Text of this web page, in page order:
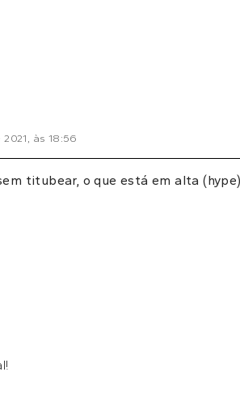
, às 18:56
titubear, o que está em alta